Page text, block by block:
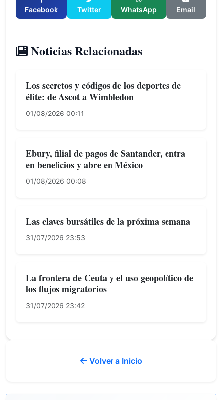
Facebook Twitter WhatsApp Email
Noticias Relacionadas
Los secretos y códigos de los deportes de
élite: de Ascot a Wimbledon
01/08/2026 00:11
Ebury, filial de pagos de Santander, entra
en beneficios y abre en México
01/08/2026 00:08
Las claves bursátiles de la próxima semana
31/07/2026 23:53
La frontera de Ceuta y el uso geopolítico de
los flujos migratorios
31/07/2026 23:42
Volver a Inicio